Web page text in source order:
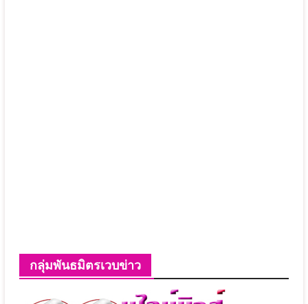
กลุ่มพันธมิตรเวบข่าว